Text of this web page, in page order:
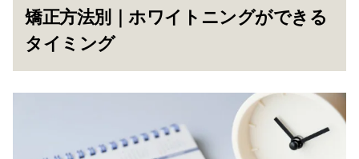
矯正方法別｜ホワイトニングができる
タイミング